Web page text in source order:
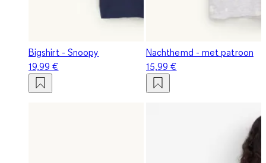
Bigshirt - Snoopy
19,99 €
Nachthemd - met patroon
15,99 €